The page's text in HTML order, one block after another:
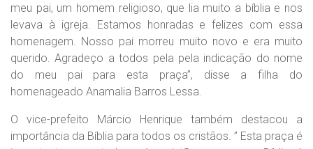
meu pai, um homem religioso, que lia muito a bíblia e nos
levava à igreja. Estamos honradas e felizes com essa
homenagem. Nosso pai morreu muito novo e era muito
querido. Agradeço a todos pela pela indicação do nome
do meu pai para esta praça”, disse a filha do
homenageado Anamalia Barros Lessa.
O vice-prefeito Márcio Henrique também destacou a
importância da Bíblia para todos os cristãos. ” Esta praça é